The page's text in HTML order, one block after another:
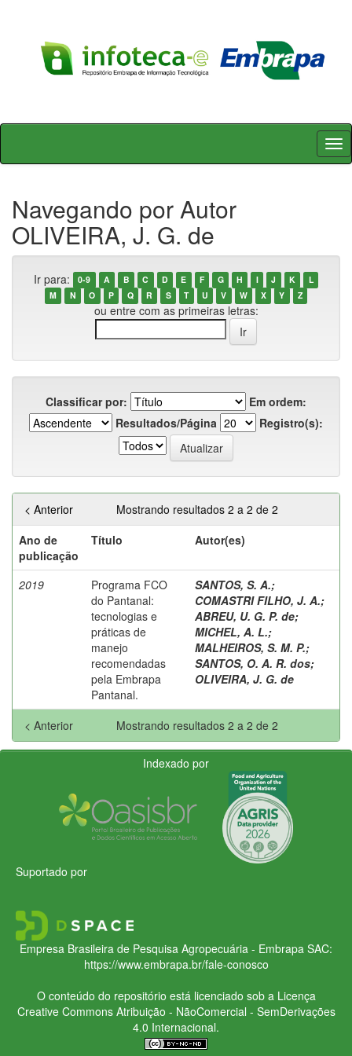
Skip
Navegando por Autor
OLIVEIRA, J. G. de
Ir para: 0-9 A B C D E F G H I J K
L
M
N O P Q R S T U V W X Y Z
ou entre com as primeiras letras:
Classificar por:
Em ordem:
Resultados/Página
Registro(s):
Mostrando resultados 2 a 2 de 2
< Anterior
Ano de
publicação
Título Autor(es)
2019
Programa FCO
do Pantanal:
tecnologias e
práticas de
manejo
recomendadas
pela Embrapa
Pantanal.
SANTOS, S. A.;
COMASTRI FILHO, J. A.;
ABREU, U. G. P. de;
MICHEL, A. L.;
MALHEIROS, S. M. P.;
SANTOS, O. A. R. dos;
OLIVEIRA, J. G. de
Mostrando resultados 2 a 2 de 2
< Anterior
Indexado por
Suportado por
Empresa Brasileira de Pesquisa Agropecuária - Embrapa SAC:
https://www.embrapa.br/fale-conosco
O conteúdo do repositório está licenciado sob a Licença
Creative CommonsAtribuição - NãoComercial - SemDerivações
4.0 Internacional.